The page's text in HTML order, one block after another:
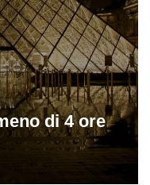
di 4 ore